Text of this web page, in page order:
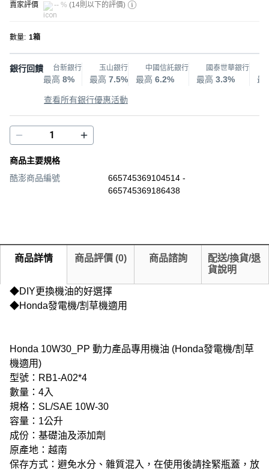
賣家評價
-- % (14則以下的評價)
數量: 1箱
銀行回饋 台新銀行
最高 8%
玉山銀行
最高 7.5%
中國信託銀行
最高 6.2%
國泰世華銀行
最高 3.3% 最
查看所有銀行優惠活動
商品主要規格
酷澎商品編號
665745369104514 -
665745369186438
商品詳情 商品評價 (0) 商品諮詢
配送/換貨/退
貨說明
◆DIY更換機油的好選擇
◆Honda發電機/割草機適用
Honda 10W30_PP 動力產品專用機油 (Honda發電機/割草
機適用)
型號：RB1-A02*4
數量：4入
規格：SL/SAE 10W-30
容量：1公升
成份：基礎油及添加劑
原產地：越南
保存方式：避免水分、雜質混入，在使用後請拴緊瓶蓋，放